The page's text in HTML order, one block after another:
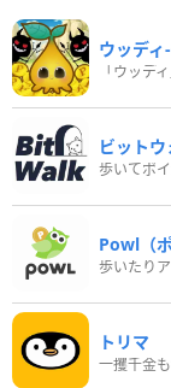
ウッディ
「ウッデ
ビット
Powl（ポ
トリマ
一攫千金